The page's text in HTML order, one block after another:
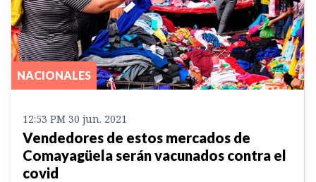
NACIONALES
12:53 PM 30 jun. 2021
Vendedores de estos mercados de
Comayagüela serán vacunados contra el
covid